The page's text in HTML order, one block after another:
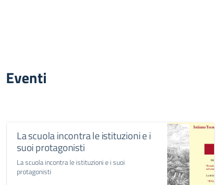
Eventi
La scuola incontra le istituzioni e i
suoi protagonisti
La scuola incontra le istituzioni e i suoi
protagonisti